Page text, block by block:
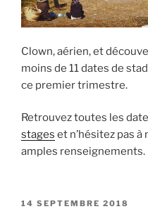
Clown, aérien, et
moins de 11 dates de
ce premier trimestre.
Retrouvez toutes les
stages et n’hésitez pas à
amples renseignements.
PUBLIÉ
14 SEPTEMBRE 2018